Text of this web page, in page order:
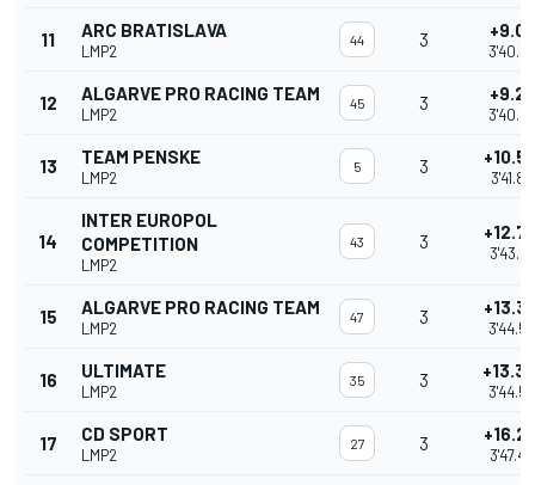
11 ARC BRATISLAVA
LMP2
44 3
12 ALGARVE PRO RACING TEAM
LMP2
45 3
13 TEAM PENSKE
LMP2
5 3
14
INTER EUROPOL
COMPETITION
LMP2
43 3
15 ALGARVE PRO RACING TEAM
LMP2
47 3
16 ULTIMATE
LMP2
35 3
17 CD SPORT
LMP2
27 3